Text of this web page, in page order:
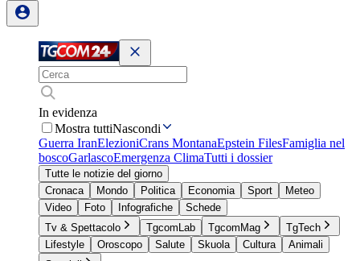
In evidenza
Mostra tuttiNascondi
Guerra IranElezioniCrans MontanaEpstein FilesFamiglia nel
boscoGarlascoEmergenza ClimaTutti i dossier
Tutte le notizie del giorno
Cronaca
Mondo Politica Economia Sport
Meteo
Video
Foto Infografiche
Schede
Tv & Spettacolo
TgcomLab TgcomMag
TgTech
Lifestyle
Oroscopo Salute Skuola Cultura
Animali